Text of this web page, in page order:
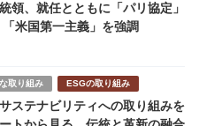
領、就任とともに「パリ協定」
離脱を宣言 「米国第一主義」を強調
取り組み ESGの取り組み
ステナビリティへの取り組みを